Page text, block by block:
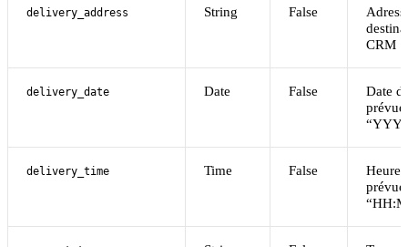
delivery_address String False
CRM
delivery_date Date False
Date
delivery_time Time False
Heure